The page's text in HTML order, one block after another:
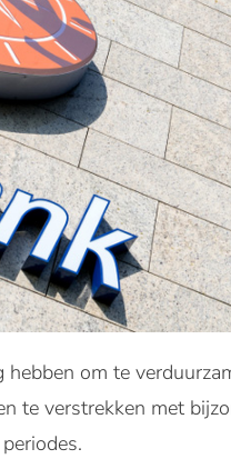
om te
te verstrekken met